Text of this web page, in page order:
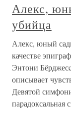
Алекс,
убийца
Алекс, юный
качестве
Энтони
описывает
Девятой
парадоксальная